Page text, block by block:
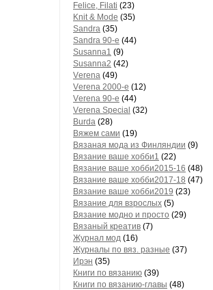
Felice, Filati (23)
Knit & Mode (35)
Sandra (35)
Sandra 90-е (44)
Susanna1 (9)
Susanna2 (42)
Vеrеnа (49)
Vеrеnа 2000-е (12)
Vеrеnа 90-е (44)
Vеrеnа Special (32)
Вurdа (28)
Вяжем сами (19)
Вязаная мода из Финляндии (9)
Вязание ваше хобби1 (22)
Вязание ваше хобби2015-16 (48)
Вязание ваше хобби2017-18 (47)
Вязание ваше хобби2019 (23)
Вязание для взрослых (5)
Вязание модно и просто (29)
Вязаный креатив (7)
Журнал мод (16)
Журналы по вяз. разные (37)
Ирэн (35)
Книги по вязанию (39)
Книги по вязанию-главы (48)